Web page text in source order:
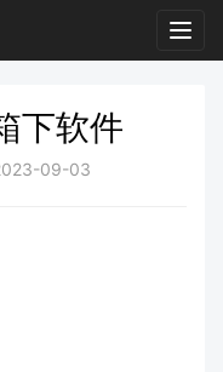
下软件
09-03